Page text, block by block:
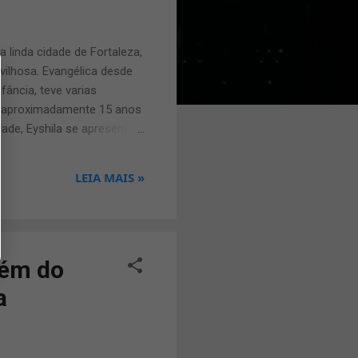
linda cidade de Fortaleza,
Evangélica desde
teve varias
15 anos
Eyshila se apresenta
sua irmã Liz Lanne,
e tem 2 filhos.
Vida”, presente em seu
Music Direção: Marco
LEIA MAIS »
do